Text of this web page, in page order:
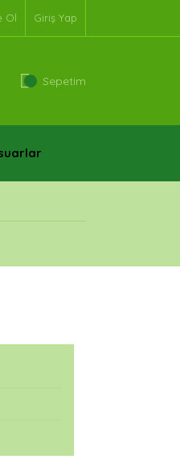
Ol Giriş Yap
Sepetim